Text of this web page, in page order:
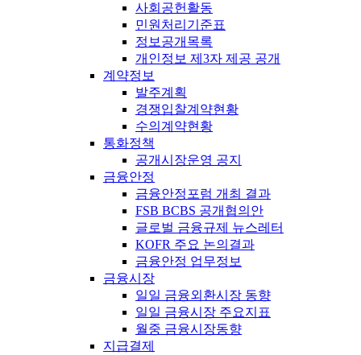
사회공헌활동
민원처리기준표
정보공개목록
개인정보 제3자 제공 공개
계약정보
발주계획
경쟁입찰계약현황
수의계약현황
통화정책
공개시장운영 공지
금융안정
금융안정포럼 개최 결과
FSB BCBS 공개협의안
글로벌 금융규제 뉴스레터
KOFR 주요 논의결과
금융안정 업무정보
금융시장
일일 금융외환시장 동향
일일 금융시장 주요지표
월중 금융시장동향
지급결제